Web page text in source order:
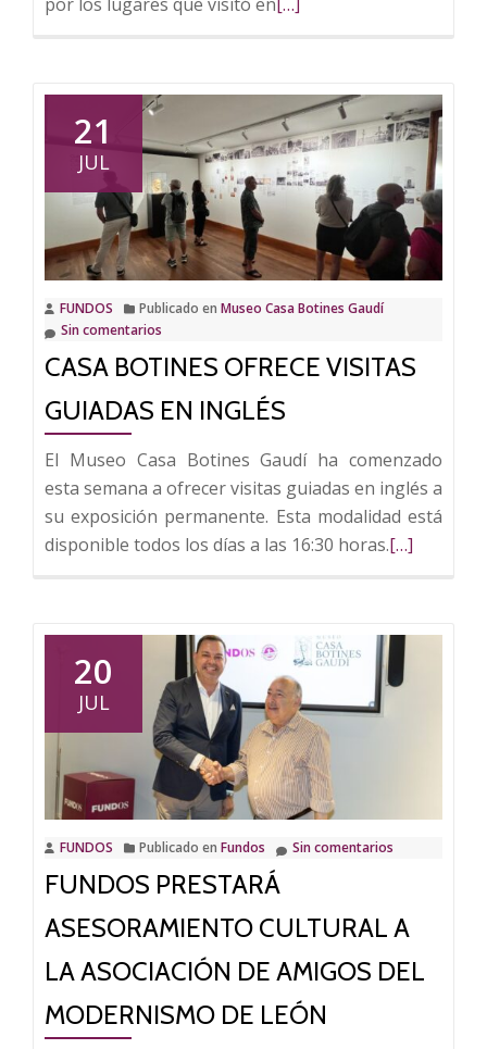
Botines
recuerda
a Sorolla
con
varias
actividades
culturales
21
JUL
FUNDOS Publicado en Museo Casa Botines Gaudí
Sin comentarios
CASA BOTINES OFRECE VISITAS
GUIADAS EN INGLÉS
El Museo Casa Botines Gaudí ha comenzado
esta semana a ofrecer visitas guiadas en inglés a
su exposición permanente. Esta modalidad está
disponible todos los días a las 16:30 horas.Leer
Botines
ofrece
[…]
20
JUL
FUNDOS Publicado en Fundos Sin comentarios
FUNDOS PRESTARÁ
ASESORAMIENTO CULTURAL A
LA ASOCIACIÓN DE AMIGOS DEL
MODERNISMO DE LEÓN